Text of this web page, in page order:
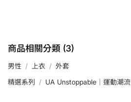
商品相關分類 (3)
男性 上衣
外套
精選系列
UA Unstoppable｜運動潮流